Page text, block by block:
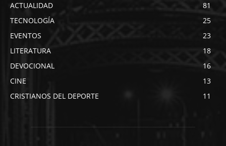
ACTUALIDAD
81
TECNOLOGÍA
25
EVENTOS
23
LITERATURA
18
DEVOCIONAL
16
CINE
13
CRISTIANOS DEL DEPORTE
11